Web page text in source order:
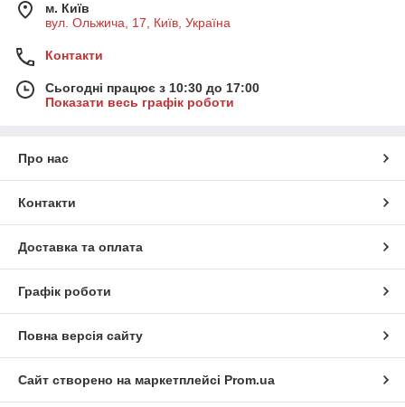
м. Київ
вул. Ольжича, 17, Київ, Україна
Контакти
Сьогодні працює з 10:30 до 17:00
Показати весь графік роботи
Про нас
Контакти
Доставка та оплата
Графік роботи
Повна версія сайту
Сайт створено на маркетплейсі Prom.ua